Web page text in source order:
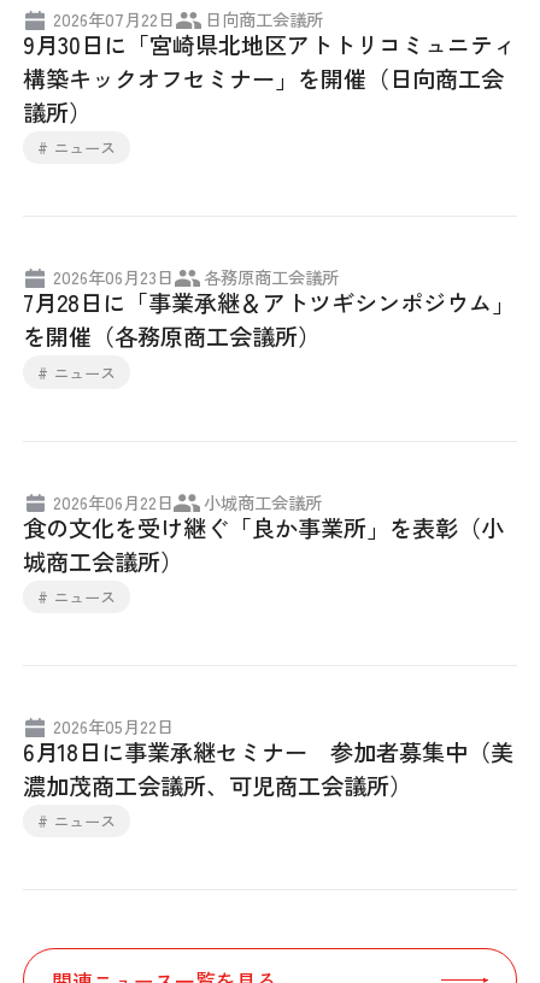
2026年07月22日 日向商工会議所
9月30日に「宮崎県北地区アトトリコミュニティ
構築キックオフセミナー」を開催（日向商工会
議所）
# ニュース
2026年06月23日 各務原商工会議所
7月28日に「事業承継＆アトツギシンポジウム」
を開催（各務原商工会議所）
# ニュース
2026年06月22日 小城商工会議所
食の文化を受け継ぐ「良か事業所」を表彰（小
城商工会議所）
# ニュース
2026年05月22日
6月18日に事業承継セミナー 参加者募集中（美
濃加茂商工会議所、可児商工会議所）
# ニュース